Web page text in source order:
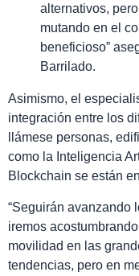
alternativos,
mutando en el
beneficioso”
Barrilado.
Asimismo, el
integración entre los
llámese personas,
como la Inteligencia
Blockchain se están
“Seguirán avanzando
iremos
movilidad en las
tendencias, pero en